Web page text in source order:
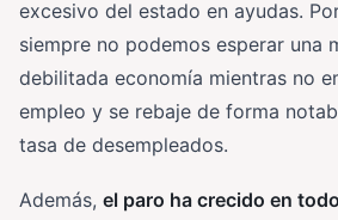
excesivo del estado en ayudas.
siempre no podemos esperar una
debilitada economía mientras no
empleo y se rebaje de forma
tasa de desempleados.
Además, el paro ha crecido en